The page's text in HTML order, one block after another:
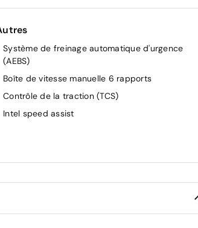
Système de freinage automatique d'urgence
(AEBS)
Boîte de vitesse manuelle 6 rapports
Contrôle de la traction (TCS)
Intel speed assist